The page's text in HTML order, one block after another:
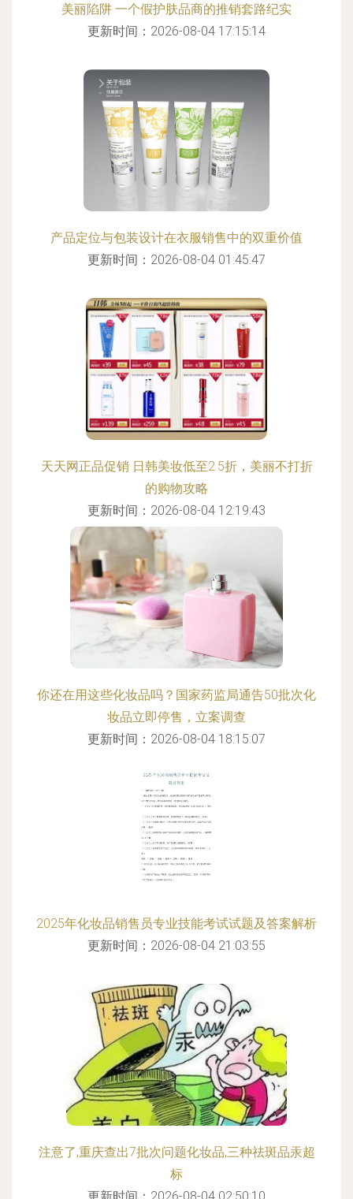
美丽陷阱 一个假护肤品商的推销套路纪实
更新时间：2026-08-04 17:15:14
产品定位与包装设计在衣服销售中的双重价值
更新时间：2026-08-04 01:45:47
天天网正品促销 日韩美妆低至2.5折，美丽不打折
的购物攻略
更新时间：2026-08-04 12:19:43
你还在用这些化妆品吗？国家药监局通告50批次化
妆品立即停售，立案调查
更新时间：2026-08-04 18:15:07
2025年化妆品销售员专业技能考试试题及答案解析
更新时间：2026-08-04 21:03:55
注意了,重庆查出7批次问题化妆品,三种祛斑品汞超
标